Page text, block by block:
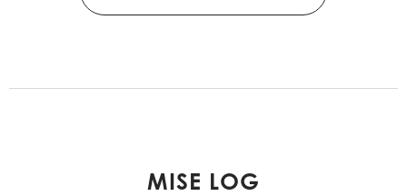
MISE LOG